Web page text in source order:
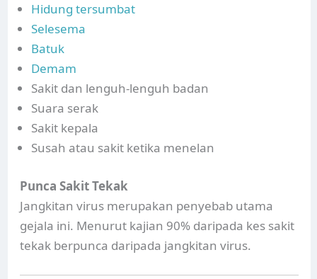
Hidung tersumbat
Selesema
Batuk
Demam
Sakit dan lenguh-lenguh badan
Suara serak
Sakit kepala
Susah atau sakit ketika menelan
Punca Sakit Tekak
Jangkitan virus merupakan penyebab utama
gejala ini. Menurut kajian 90% daripada kes sakit
tekak berpunca daripada jangkitan virus.